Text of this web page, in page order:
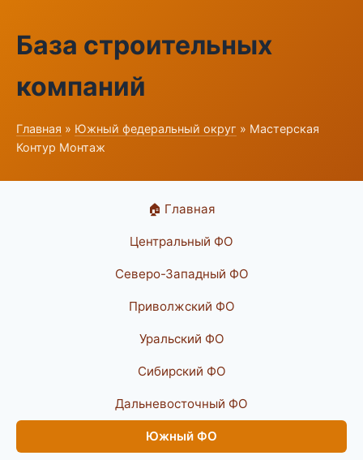
База строительных
компаний
Главная » Южный федеральный округ » Мастерская
Контур Монтаж
🏠 Главная
Центральный ФО
Северо-Западный ФО
Приволжский ФО
Уральский ФО
Сибирский ФО
Дальневосточный ФО
Южный ФО